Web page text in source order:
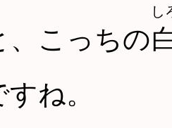
、こっちの
し
ね。